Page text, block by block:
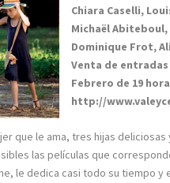
Chiara Caselli,
Michaël Abiteboul,
Dominique Frot,
Venta de
Febrero de 19
http://
que le ama, tres hijas
las películas que
le dedica casi todo su tiempo